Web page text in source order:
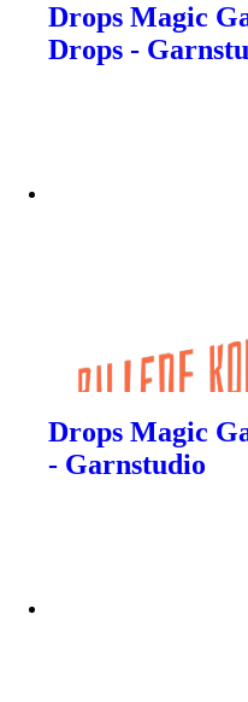
Drops Magic
Drops -
Drops Magic
- Garnstudio